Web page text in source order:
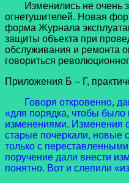
Изменились не очень
огнетушителей. Новая
форма Журнала
защиты объекта при
обслуживания и ремонта
говориться
Приложения Б – Г,
Говоря откровенно,
«для порядка, чтобы было
изменениями. Изменения
старые почеркали, новые
только с
поручение дали внести
понятно. Вот и слепили